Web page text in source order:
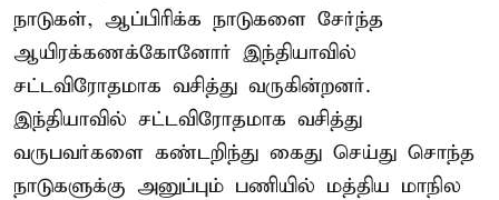
நாடுகள், ஆப்பிரிக்க நாடுகளை சேர்ந்த
ஆயிரக்கணக்கோனோர் இந்தியாவில்
சட்டவிரோதமாக வசித்து வருகின்றனர்.
இந்தியாவில் சட்டவிரோதமாக வசித்து
வருபவர்களை கண்டறிந்து கைது செய்து சொந்த
நாடுகளுக்கு அனுப்பும் பணியில் மத்திய மாநில